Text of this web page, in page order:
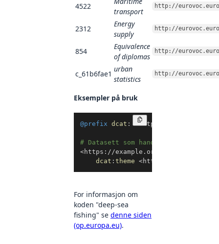
4522
transport
http://
2312
Energy
supply
http://
854
Equivalence
of diplomas
http://
c_61b6fae1
urban
statistics
http://
Eksempler på bruk
Kopier
@prefix dcat : <http://www.w3.org/
# Datasett som handler om
<https://example.org/datasett1
dcat : theme <http://
For informasjon om
koden "deep-sea
fishing" se denne siden
(op.europa.eu).